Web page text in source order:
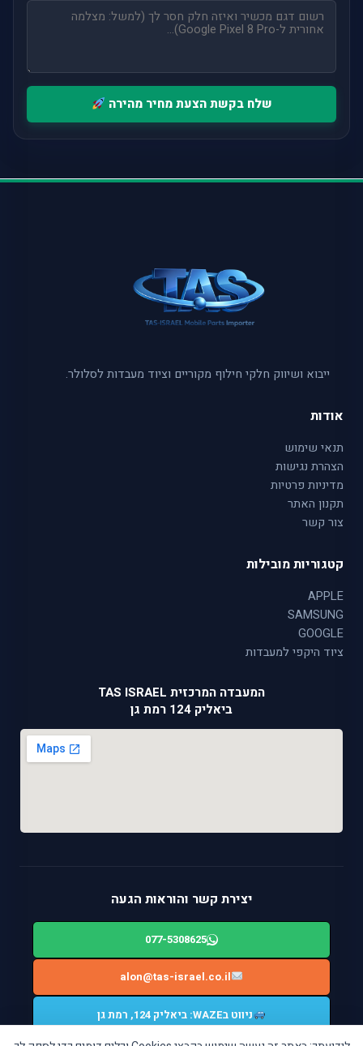
שלח בקשת הצעת מחיר מהירה
ייבוא ושיווק חלקי חילוף מקוריים וציוד מעבדות לסלולר.
אודות
תנאי שימוש
הצהרת נגישות
מדיניות פרטיות
תקנון האתר
צור קשר
קטגוריות מובילות
APPLE
SAMSUNG
GOOGLE
ציוד היקפי למעבדות
המעבדה המרכזית TAS ISRAEL
ביאליק 124 רמת גן
יצירת קשר והוראות הגעה
077-5308625
alon@tas-israel.co.il
ניווט בWAZE: ביאליק 124, רמת גן